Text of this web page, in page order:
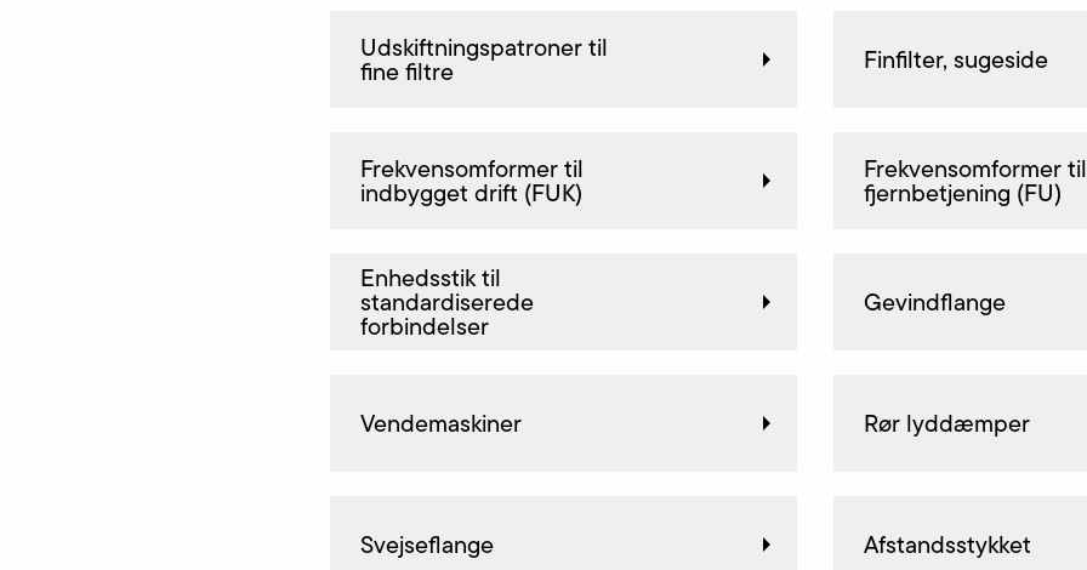
Udskiftningspatroner til
fine filtre Finfilter, sugeside
Frekvensomformer til
indbygget drift (FUK)
Frekvensomformer til
fjernbetjening (FU)
Enhedsstik til
standardiserede
forbindelser
Gevindflange
Vendemaskiner Rør lyddæmper
Svejseflange Afstandsstykket